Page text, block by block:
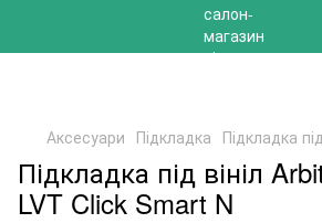
Аксесуари Підкладка Підкладка
Підкладка під вініл
LVT Click Smart N